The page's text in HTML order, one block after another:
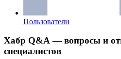
Пользователи
Хабр Q&A — вопросы и
специалистов